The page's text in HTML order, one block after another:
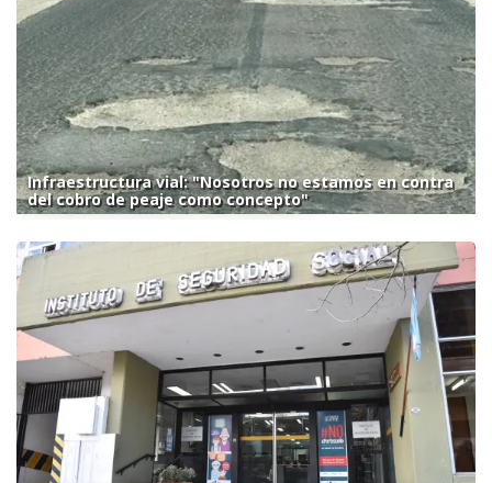
Infraestructura vial: "Nosotros no estamos en contra
del cobro de peaje como concepto"